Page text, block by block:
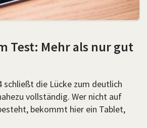
Test: Mehr als nur gut
schließt die Lücke zum deutlich
vollständig. Wer nicht auf
bekommt hier ein Tablet,